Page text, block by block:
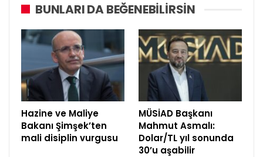
BUNLARI DA BEĞENEBILIRSIN
Hazine ve Maliye
Bakanı Şimşek’ten
mali disiplin vurgusu
MÜSİAD Başkanı
Mahmut Asmalı:
Dolar/TL yıl sonunda
30’u aşabilir